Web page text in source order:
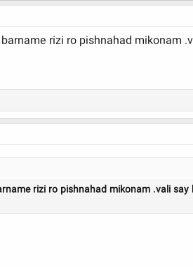
rizi ro pishnahad mikonam
rizi ro pishnahad mikonam .vali